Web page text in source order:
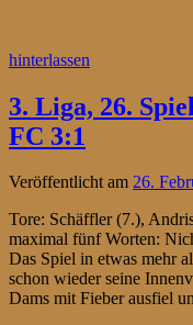
hinterlassen
3. Liga, 26.
FC 3:1
Veröffentlicht am 26.
Tore: Schäffler (7.),
maximal fünf Worten:
Das Spiel in etwas mehr
schon wieder seine
Dams mit Fieber ausfiel